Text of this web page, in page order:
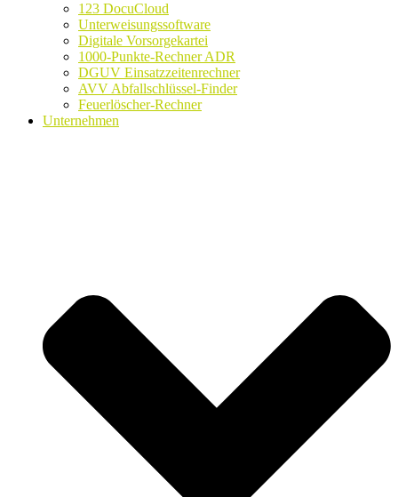
123 DocuCloud
Unterweisungssoftware
Digitale Vorsorgekartei
1000-Punkte-Rechner ADR
DGUV Einsatzzeitenrechner
AVV Abfallschlüssel-Finder
Feuerlöscher-Rechner
Unternehmen